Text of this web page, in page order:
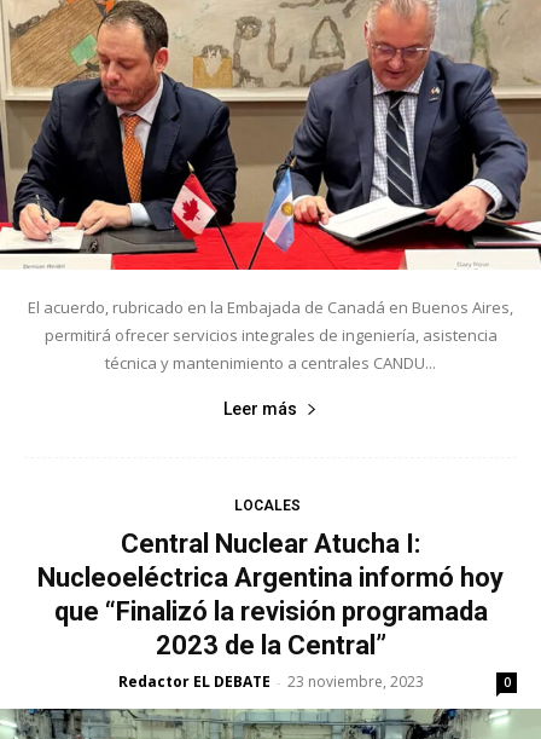
El acuerdo, rubricado en la Embajada de Canadá en Buenos Aires,
permitirá ofrecer servicios integrales de ingeniería, asistencia
técnica y mantenimiento a centrales CANDU...
Leer más
LOCALES
Central Nuclear Atucha I:
Nucleoeléctrica Argentina informó hoy
que “Finalizó la revisión programada
2023 de la Central”
Redactor EL DEBATE - 23 noviembre, 2023 0